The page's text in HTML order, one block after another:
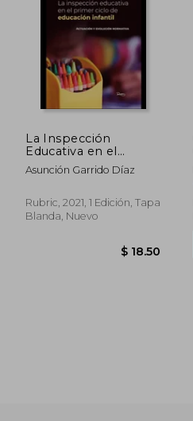
45%
dcto. $ 26.90
La Inspección
Educativa en el
Primer Ciclo de
Educación Infantil
Asunción Garrido Díaz
Rubric, 2021, 1 Edición, Tapa
Blanda, Nuevo